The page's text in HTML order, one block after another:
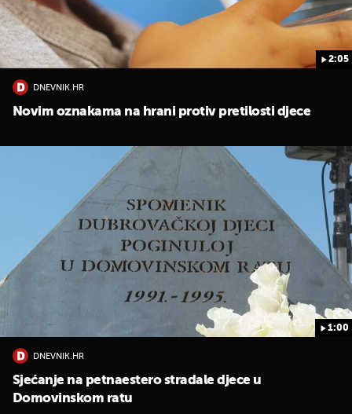
2:05
DNEVNIK.HR
Novim oznakama na hrani protiv pretilosti djece
1:00
DNEVNIK.HR
Sjećanje na petnaestero stradale djece u
Domovinskom ratu